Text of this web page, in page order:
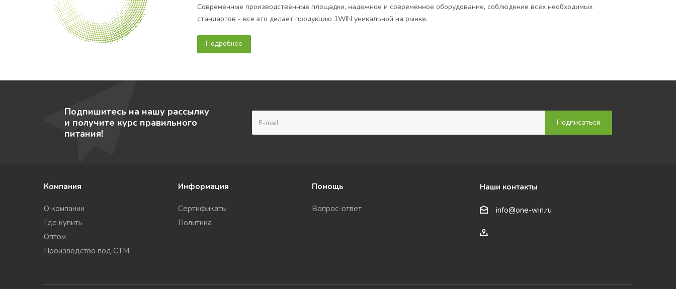
Современные производственные площадки, надежное и современное оборудование, соблюдение всех необходимых
стандартов - все это делает продукцию 1WIN уникальной на рынке.
Подробнее
Подпишитесь на нашу рассылку
и получите курс правильного
питания!
Компания
О компании
Где купить
Оптом
Производство под СТМ
Информация
Сертификаты
Политика
Помощь
Вопрос-ответ
Наши контакты
info@one-win.ru